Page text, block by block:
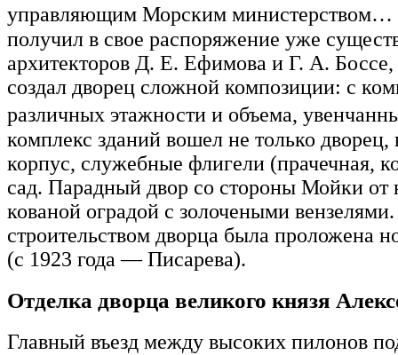
управляющим Морским
получил в свое распоряжение уже
архитекторов Д. Е. Ефимова и Г. А. Боссе,
создал дворец сложной композиции: с
различных этажности и объема,
комплекс зданий вошел не только
корпус, служебные флигели (прачечная,
сад. Парадный двор со стороны Мойки от
кованой оградой с золочеными
строительством дворца была проложена
(с 1923 года — Писарева).
Отделка дворца великого князя
Главный въезд между высоких пилонов